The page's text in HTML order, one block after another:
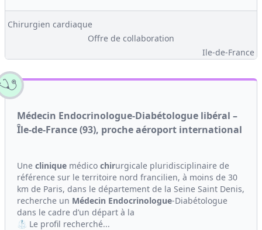
Chirurgien cardiaque
Offre de collaboration
Ile-de-France
Médecin Endocrinologue-Diabétologue libéral –
Île-de-France (93), proche aéroport international
Une clinique médico chirurgicale pluridisciplinaire de
référence sur le territoire nord francilien, à moins de 30
km de Paris, dans le département de la Seine Saint Denis,
recherche un Médecin Endocrinologue-Diabétologue
dans le cadre d’un départ à la
🥼 Le profil recherché...